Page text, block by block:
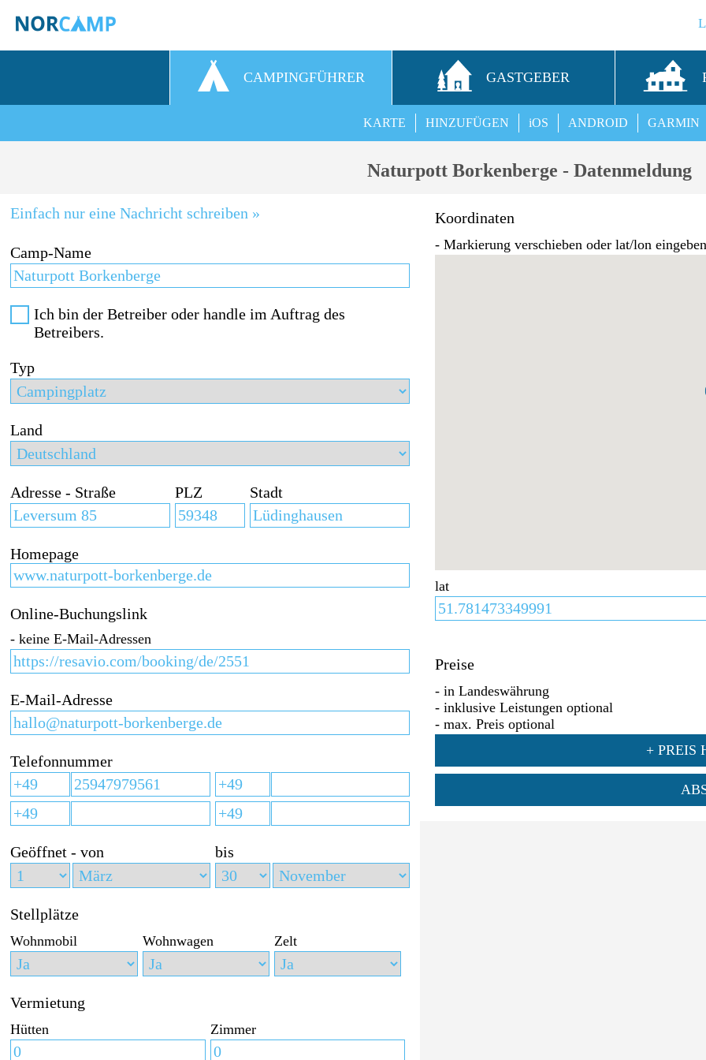
CAMPINGFÜHRER GASTGEBER
GARMIN
ANDROID
iOS
HINZUFÜGEN
KARTE
Naturpott Borkenberge - Datenmeldung
Einfach nur eine Nachricht schreiben »
Camp-Name
Ich bin der Betreiber oder handle im Auftrag des
Betreibers.
Typ
Land
Adresse - Straße PLZ Stadt
Homepage
Online-Buchungslink
- keine E-Mail-Adressen
E-Mail-Adresse
Telefonnummer
Geöffnet - von bis
Stellplätze
Wohnmobil Wohnwagen Zelt
Vermietung
Hütten Zimmer
Koordinaten
- Markierung verschieben oder lat/lon
lat
Preise
- in Landeswährung
- inklusive Leistungen optional
- max. Preis optional
+ PREIS